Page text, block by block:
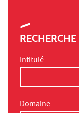
Intitulé
Domaine